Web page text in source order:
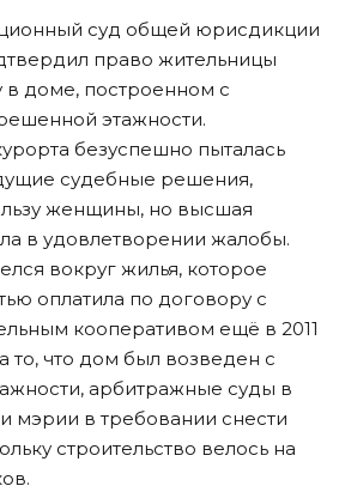
суд общей юрисдикции
право жительницы
в доме, построенном с
этажности.
безуспешно пыталась
судебные решения,
женщины, но высшая
в удовлетворении жалобы.
вокруг жилья, которое
оплатила по договору с
кооперативом ещё в 2011
то, что дом был возведен с
арбитражные суды в
мэрии в требовании снести
строительство велось на